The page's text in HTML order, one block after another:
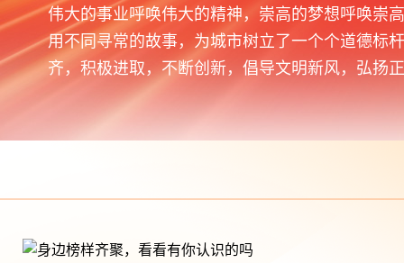
伟大的事业呼唤伟大的精神，崇高的梦想呼唤崇
用不同寻常的故事，为城市树立了一个个道德标
齐，积极进取，不断创新，倡导文明新风，弘扬